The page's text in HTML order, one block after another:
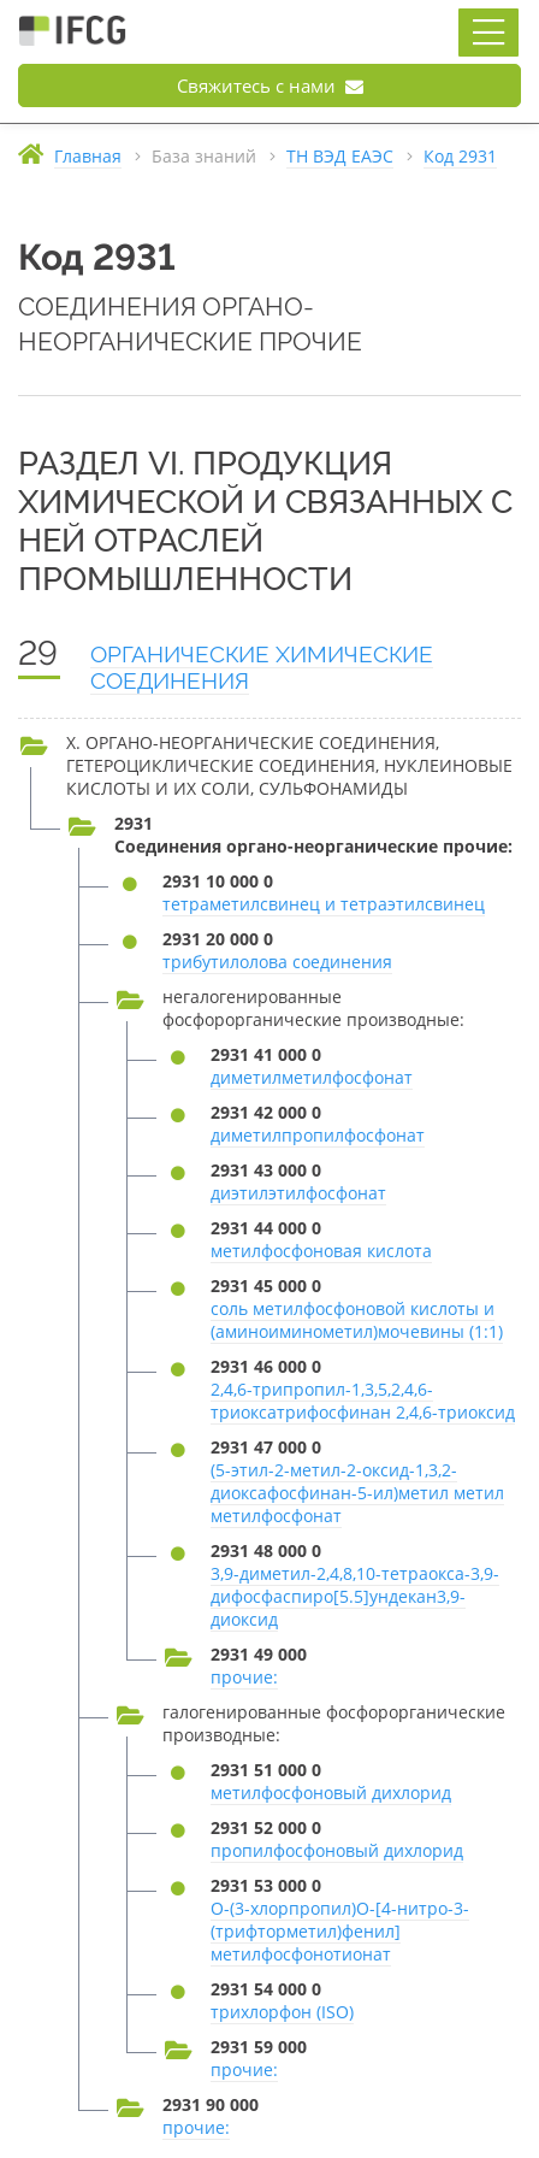
Свяжитесь с нами
Главная База знаний ТН ВЭД ЕАЭС Код 2931
Код 2931
СОЕДИНЕНИЯ ОРГАНО-
НЕОРГАНИЧЕСКИЕ ПРОЧИЕ
РАЗДЕЛ VI. ПРОДУКЦИЯ
ХИМИЧЕСКОЙ И СВЯЗАННЫХ С
НЕЙ ОТРАСЛЕЙ
ПРОМЫШЛЕННОСТИ
29
ОРГАНИЧЕСКИЕ ХИМИЧЕСКИЕ
СОЕДИНЕНИЯ
X. ОРГАНО-НЕОРГАНИЧЕСКИЕ СОЕДИНЕНИЯ,
ГЕТЕРОЦИКЛИЧЕСКИЕ СОЕДИНЕНИЯ, НУКЛЕИНОВЫЕ
КИСЛОТЫ И ИХ СОЛИ, СУЛЬФОНАМИДЫ
2931
Соединения органо-неорганические прочие:
2931 10 000 0
тетраметилсвинец и тетраэтилсвинец
2931 20 000 0
трибутилолова соединения
негалогенированные
фосфорорганические производные:
2931 41 000 0
диметилметилфосфонат
2931 42 000 0
диметилпропилфосфонат
2931 43 000 0
диэтилэтилфосфонат
2931 44 000 0
метилфосфоновая кислота
2931 45 000 0
соль метилфосфоновой кислоты и
(аминоиминометил)мочевины (1:1)
2931 46 000 0
2,4,6-трипропил-1,3,5,2,4,6-
триоксатрифосфинан 2,4,6-триоксид
2931 47 000 0
(5-этил-2-метил-2-оксид-1,3,2-
диоксафосфинан-5-ил)метил метил
метилфосфонат
2931 48 000 0
3,9-диметил-2,4,8,10-тетраокса-3,9-
дифосфаспиро[5.5]ундекан3,9-
диоксид
2931 49 000
прочие:
галогенированные фосфорорганические
производные:
2931 51 000 0
метилфосфоновый дихлорид
2931 52 000 0
пропилфосфоновый дихлорид
2931 53 000 0
O-(3-хлорпропил)O-[4-нитро-3-
(трифторметил)фенил]
метилфосфонотионат
2931 54 000 0
трихлорфон (ISO)
2931 59 000
прочие:
2931 90 000
прочие: